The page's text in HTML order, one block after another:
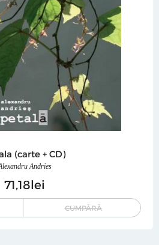
(carte + CD)
Andries
71 18lei
CUMPĂRĂ